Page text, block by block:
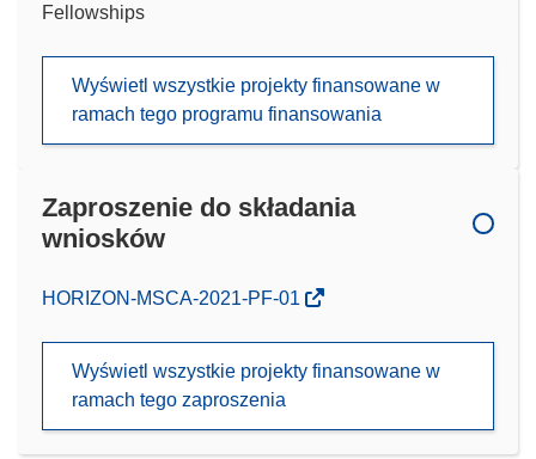
Fellowships
Wyświetl wszystkie projekty finansowane w
ramach tego programu finansowania
Zaproszenie do składania
wniosków
(odnośnik
nowym
HORIZON-MSCA-2021-PF-01
Wyświetl wszystkie projekty finansowane w
ramach tego zaproszenia